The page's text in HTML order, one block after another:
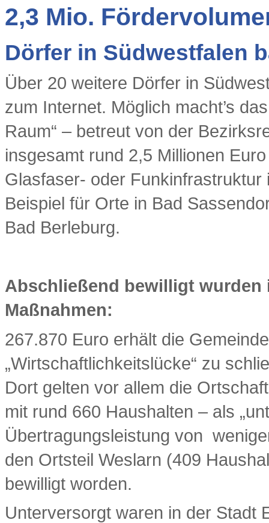
2,3 Mio.
Dörfer in Südwestfalen
Über 20 weitere Dörfer in
zum Internet. Möglich macht’s
Raum“ – betreut von der
insgesamt rund 2,5 Millionen
Glasfaser- oder
Beispiel für Orte in Bad
Bad Berleburg.
Abschließend bewilligt
Maßnahmen:
267.870 Euro erhält die
„Wirtschaftlichkeitslücke“ zu
Dort gelten vor allem die
mit rund 660 Haushalten – als
Übertragungsleistung von
den Ortsteil Weslarn (409
bewilligt worden.
Unterversorgt waren in der Stadt